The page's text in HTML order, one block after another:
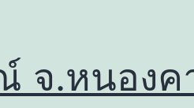
จ.หนองค